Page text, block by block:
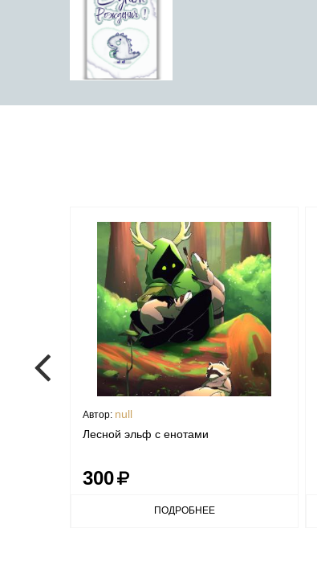
Автор: null
Лесной эльф с енотами
300
ПОДРОБНЕЕ